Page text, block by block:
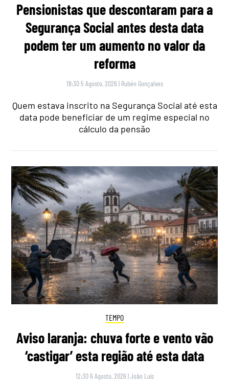
Pensionistas que descontaram para a
Segurança Social antes desta data
podem ter um aumento no valor da
reforma
18:30 5 Agosto, 2026 | Rubén Gonçalves
Quem estava inscrito na Segurança Social até esta
data pode beneficiar de um regime especial no
cálculo da pensão
TEMPO
Aviso laranja: chuva forte e vento vão
‘castigar’ esta região até esta data
12:30 6 Agosto, 2026 |João Luís